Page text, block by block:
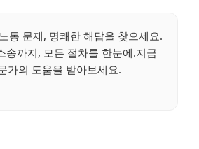
노동 문제, 명쾌한 해답을 찾으세요.
송까지, 모든 절차를 한눈에.지금
가의 도움을 받아보세요.